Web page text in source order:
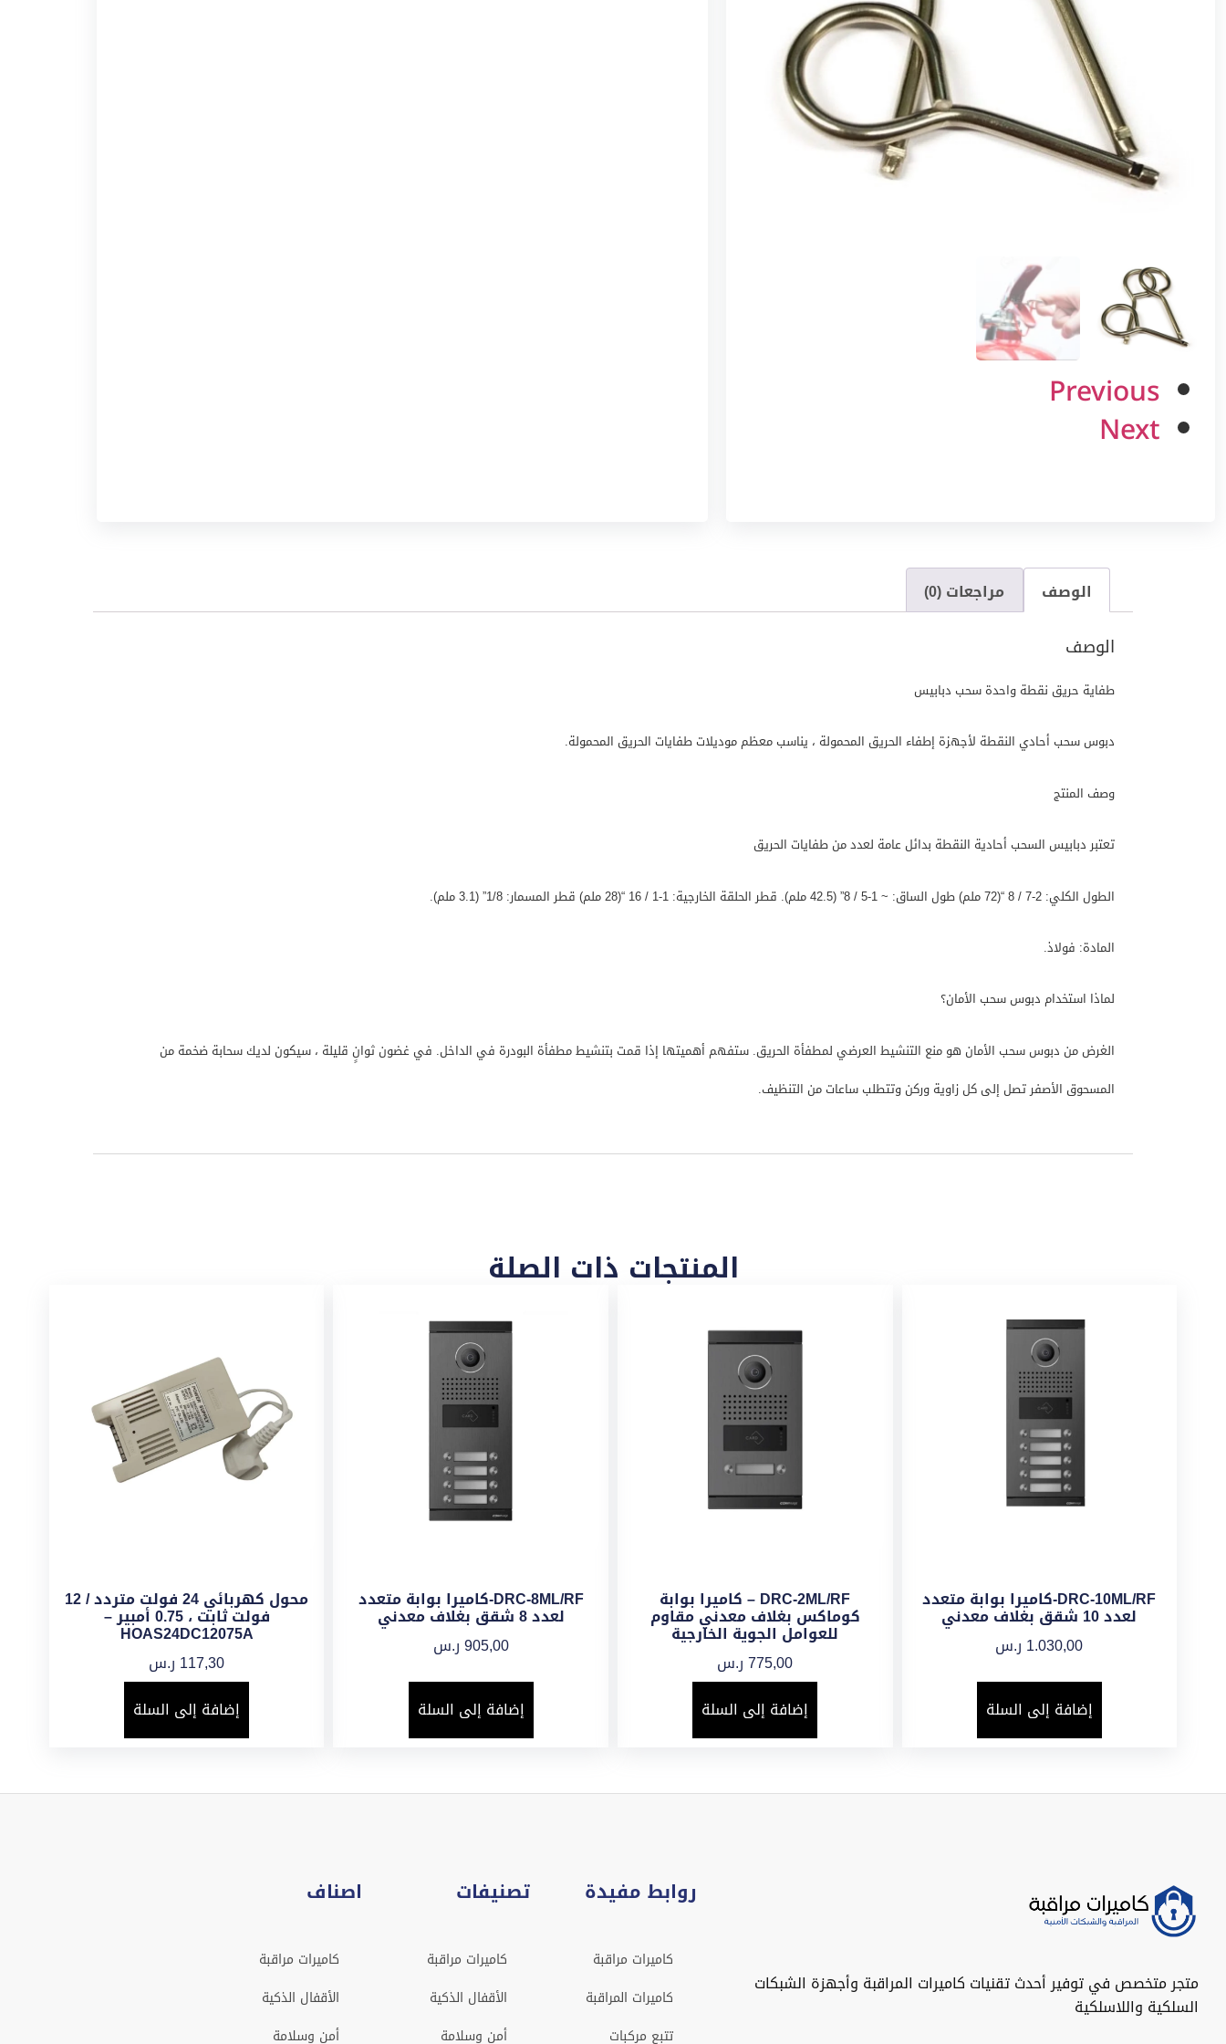
Previous
Next
الوصف مراجعات (0)
الوصف
طفاية حريق نقطة واحدة سحب دبابيس
دبوس سحب أحادي النقطة لأجهزة إطفاء الحريق المحمولة ، يناسب معظم موديلات طفايات الحريق المحمولة.
وصف المنتج
تعتبر دبابيس السحب أحادية النقطة بدائل عامة لعدد من طفايات الحريق
الطول الكلي: 2-7 / 8 “(72 ملم) طول الساق: ~ 1-5 / 8” (42.5 ملم). قطر الحلقة الخارجية: 1-1 / 16 “(28 ملم) قطر المسمار: 1/8” (3.1 ملم).
المادة: فولاذ.
لماذا استخدام دبوس سحب الأمان؟
الغرض من دبوس سحب الأمان هو منع التنشيط العرضي لمطفأة الحريق. ستفهم أهميتها إذا قمت بتنشيط مطفأة البودرة في الداخل. في غضون ثوانٍ قليلة ، سيكون لديك سحابة ضخمة من
المسحوق الأصفر تصل إلى كل زاوية وركن وتتطلب ساعات من التنظيف.
المنتجات ذات الصلة
DRC-10ML/RF-كاميرا بوابة متعدد
لعدد 10 شقق بغلاف معدني
1.030,00 ر.س
إضافة إلى السلة
DRC-2ML/RF – كاميرا بوابة
كوماكس بغلاف معدني مقاوم
للعوامل الجوية الخارجية
775,00 ر.س
إضافة إلى السلة
DRC-8ML/RF-كاميرا بوابة متعدد
لعدد 8 شقق بغلاف معدني
905,00ر.س
إضافة إلى السلة
محول كهربائي 24 فولت متردد / 12
فولت ثابت ، 0.75 أمبير –
HOAS24DC12075A
117,30 ر.س
إضافة إلى السلة
متجر متخصص في توفير أحدث تقنيات كاميرات المراقبة وأجهزة الشبكات
السلكية واللاسلكية
روابط مفيدة
كاميرات مراقبة
كاميرات المراقبة
تتبع مركبات
تصنيفات
كاميرات مراقبة
الأقفال الذكية
أمن وسلامة
اصناف
كاميرات مراقبة
الأقفال الذكية
أمن وسلامة